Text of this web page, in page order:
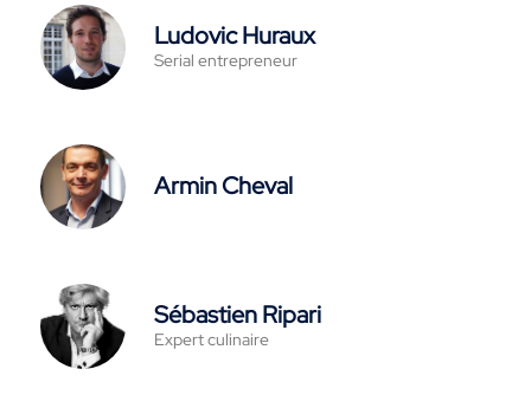
Ludovic Huraux
Serial entrepreneur
Armin Cheval
Sébastien Ripari
Expert culinaire